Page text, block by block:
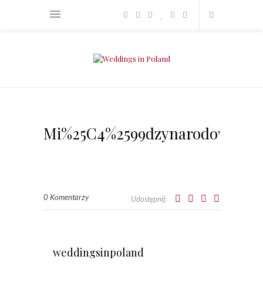
0 Komentarzy Udostępnij:
weddingsinpoland